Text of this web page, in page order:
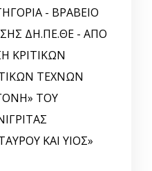
- ΒΡΑΒΕΙΟ
ΔΗ.ΠΕ.ΘΕ - ΑΠΟ
ΚΡΙΤΙΚΩΝ
ΤΕΧΝΩΝ
ΤΟΥ
ΚΑΙ ΥΙΟΣ»